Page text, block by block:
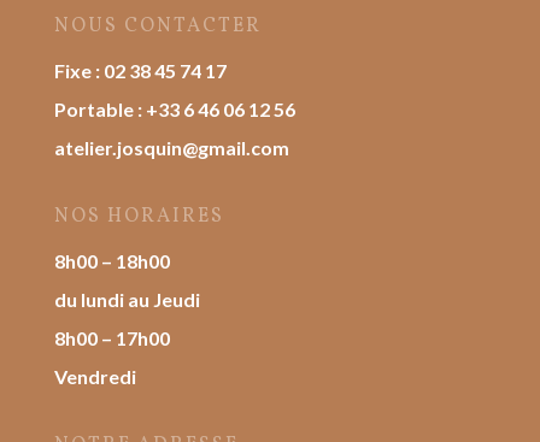
NOUS CONTACTER
Fixe : 02 38 45 74 17
Portable : +33 6 46 06 12 56
atelier.josquin@gmail.com
NOS HORAIRES
8h00 – 18h00
du lundi au Jeudi
8h00 – 17h00
Vendredi